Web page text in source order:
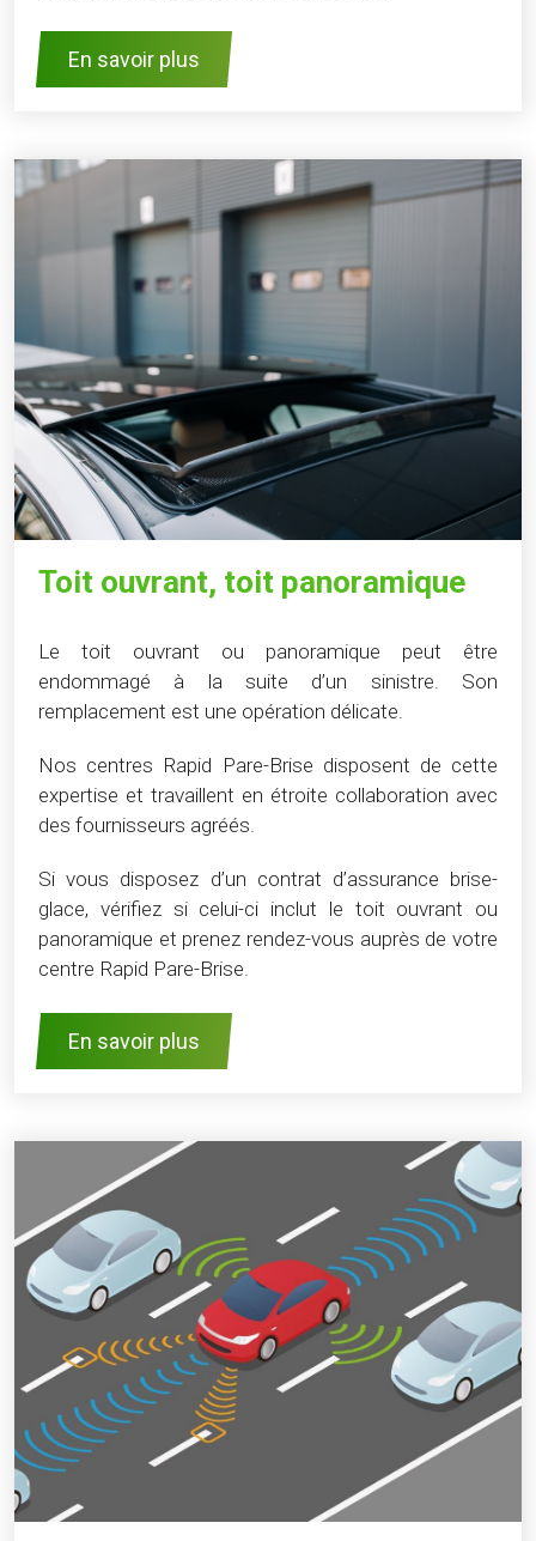
En savoir plus
Toit ouvrant, toit panoramique
Le toit ouvrant ou panoramique peut être
endommagé à la suite d’un sinistre. Son
remplacement est une opération délicate.
Nos centres Rapid Pare-Brise disposent de cette
expertise et travaillent en étroite collaboration avec
des fournisseurs agréés.
Si vous disposez d’un contrat d’assurance brise-
glace, vérifiez si celui-ci inclut le toit ouvrant ou
panoramique et prenez rendez-vous auprès de votre
centre Rapid Pare-Brise.
En savoir plus